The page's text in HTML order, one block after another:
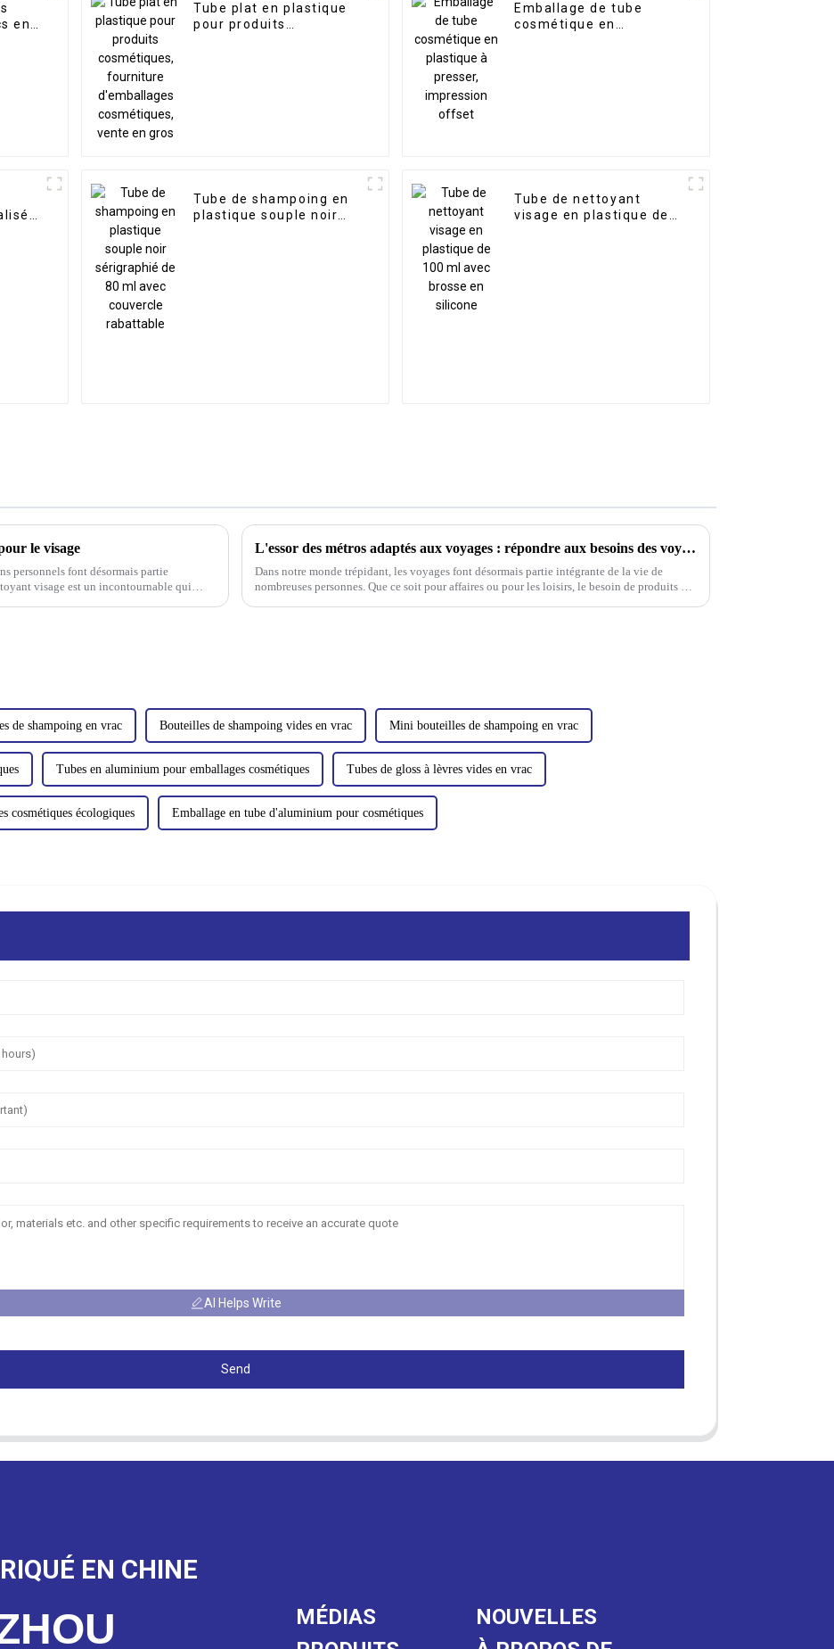
en
Tube plat en plastique
pour produits
Emballage de tube
cosmétique en
Tube de shampoing en
plastique souple noir
Tube de nettoyant
visage en plastique de
le visage
personnels font désormais partie
visage est un incontournable qui
L'essor des métros adaptés aux voyages : répondre aux besoins des voyageurs modernes
Dans notre monde trépidant, les voyages font désormais partie intégrante de la vie de
nombreuses personnes. Que ce soit pour affaires ou pour les loisirs, le besoin de produits de
de shampoing en vrac Bouteilles de shampoing vides en vrac Mini bouteilles de shampoing en vrac
Tubes en aluminium pour emballages cosmétiques Tubes de gloss à lèvres vides en vrac
cosmétiques écologiques Emballage en tube d'aluminium pour cosmétiques
AI Helps Write
Send
EN CHINE
MÉDIAS
NOUVELLES